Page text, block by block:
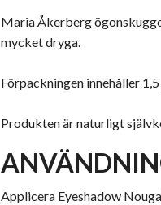
Maria Åkerberg
mycket dryga.
Förpackningen innehåller
Produkten är naturligt
Applicera Eyeshadow